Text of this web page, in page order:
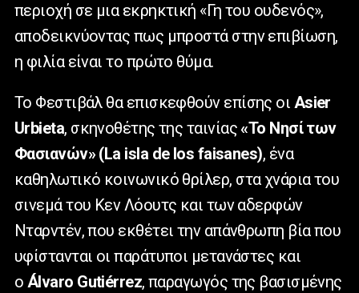
περιοχή σε μια εκρηκτική «Γη του ουδενός»,
αποδεικνύοντας πως μπροστά στην επιβίωση,
η φιλία είναι το πρώτο θύμα.
Το Φεστιβάλ θα επισκεφθούν επίσης οι Asier
Urbieta, σκηνοθέτης της ταινίας«To Νησί των
Φασιανών» (La isla de los faisanes), ένα
καθηλωτικό κοινωνικό θρίλερ, στα χνάρια του
σινεμά του Κεν Λόουτς και των αδερφών
Νταρντέν, που εκθέτει την απάνθρωπη βία που
υφίστανται οι παράτυποι μετανάστες και
ο Álvaro Gutiérrez, παραγωγός της βασισμένης